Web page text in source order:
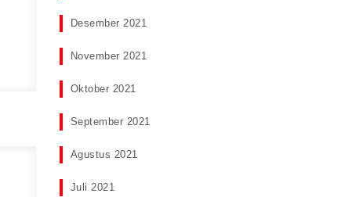
Desember 2021
November 2021
Oktober 2021
September 2021
Agustus 2021
Juli 2021